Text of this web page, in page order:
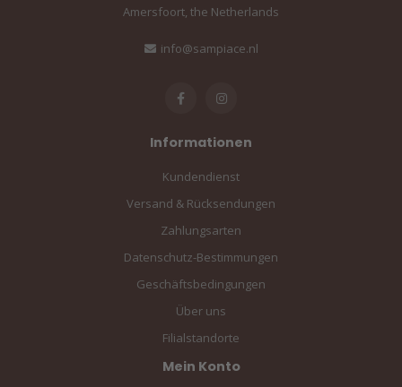
Amersfoort, the Netherlands
info@sampiace.nl
Informationen
Kundendienst
Versand & Rücksendungen
Zahlungsarten
Datenschutz-Bestimmungen
Geschäftsbedingungen
Über uns
Filialstandorte
Mein Konto